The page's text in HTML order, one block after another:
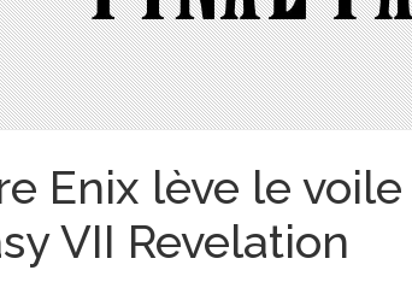
Enix lève le
VII Revelation